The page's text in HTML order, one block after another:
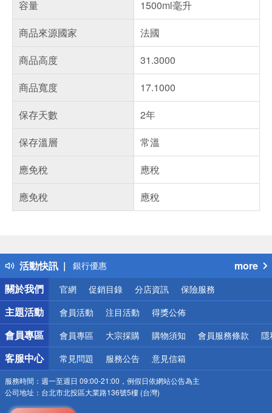
容量
1500ml毫升
商品來源國家
法國
商品高度
31.3000
商品寬度
17.1000
保存天數
2年
保存溫層
常溫
應免稅
應稅
應免稅
應稅
活動快訊
偏遠地區配送
熱門話題
銀行優惠
偏遠地區配送
詐騙網頁！請小心！
more
關於我們
官網 促銷目錄 分店資訊 保險服務
主題活動 會員活動 注目活動 得獎公佈
會員專區 會員專區 大宗採購 購物須知 會員服務條款 隱
客服中心 常見問題 服務公告 意見信箱
服務時間： 週一至週日 09:00-21:00，例假日依網站公告為主
公司地址： 台北市北投區大業路136號5樓 (台灣)